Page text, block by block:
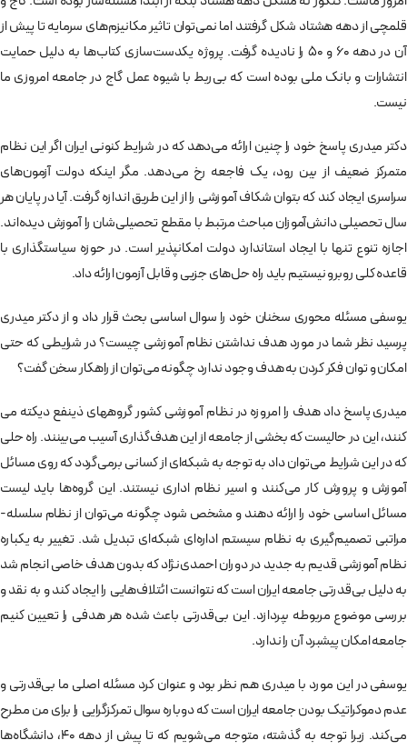
قلم­چی از دهه هشتاد شکل گرفتند اما نمی‌توان تاثیر مکانیزم‌­های سرمایه تا پیش از
آن در دهه 60 و 50 را نادیده گرفت. پروژه یکدست‌­سازی کتاب­‌ها به دلیل حمایت
انتشارات و بانک ملی بوده است که بی­‌ربط با شیوه عمل گاج در جامعه امروزی ما
نیست.
دکتر میدری پاسخ خود را چنین ارائه می‌­دهد که در شرایط کنونی ایران اگر این نظام
متمرکز ضعیف از بین رود، یک فاجعه رخ می‌­دهد. مگر اینکه دولت آزمون‌­های
سراسری ایجاد کند که بتوان شکاف آموزشی را از این طریق اندازه گرفت. آیا در پایان هر
سال تحصیلی دانش‌­آموزان مباحث مرتبط با مقطع تحصیلی‌­شان را آموزش دیده­‌اند.
اجازه تنوع تنها با ایجاد استاندارد دولت امکانپذیر است. در حوزه سیاستگذاری با
قاعده کلی روبرو نیستیم باید راه حل‌های جزیی و قابل آزمون ارائه داد.
یوسفی مسئله محوری سخنان خود را سوال اساسی بحث قرار داد و از دکتر میدری
پرسید نظر شما در مورد هدف نداشتن نظام آموزشی چیست؟ در شرایطی که حتی
امکان و توان فکر کردن به هدف وجود ندارد چگونه می‌­توان از راهکار سخن گفت؟
میدری پاسخ داد هدف را امروزه در نظام آموزشی کشور گروه­های ذینفع دیکته می­‌
کنند، این در حالیست که بخشی از جامعه از این هدف­‌گذاری آسیب می‌­بینند. راه حلی
که در این شرایط می‌­توان داد به توجه به شبکه­‌ای از کسانی برمی‌گردد که روی مسائل
آموزش و پرورش کار می‌کنند و اسیر نظام اداری نیستند. این گروه‌­ها باید لیست
مسائل اساسی خود را ارائه دهند و مشخص شود چگونه می­‌توان از نظام سلسله­
مراتبی تصمیم‌­گیری به نظام سیستم اداره‌­ای شبکه‌­ای تبدیل شد. تغییر به یکباره
نظام آموزشی قدیم به جدید در دوران احمدی­‌نژاد که بدون هدف خاصی انجام شد
به دلیل بی‌­قدرتی جامعه ایران است که نتوانست ائتلاف­‌هایی را ایجاد کند و به نقد و
بررسی موضوع مربوطه بپردازد. این بی­‌قدرتی باعث شده هر هدفی را تعیین کنیم
جامعه امکان پیشبرد آن را ندارد.
یوسفی در این مورد با میدری هم نظر بود و عنوان کرد مسئله اصلی ما بی‌قدرتی و
عدم دموکراتیک بودن جامعه ایران است که دوباره سوال تمرکزگرایی را برای من مطرح
می­‌کند. زیرا توجه به گذشته، متوجه می‌شویم که تا پیش از دهه 40، دانشگاه­‌ها